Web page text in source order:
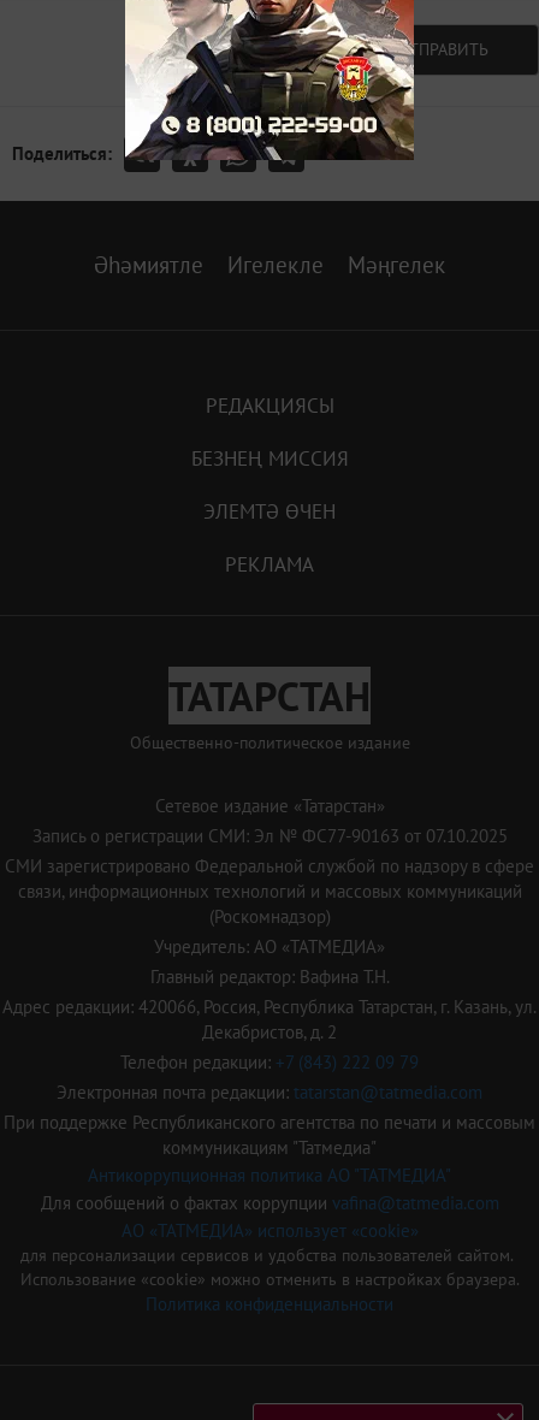
Авторизоваться ОТПРАВИТЬ
Поделиться:
Әһәмиятле Игелекле Мәңгелек
РЕДАКЦИЯСЫ
БЕЗНЕҢ МИССИЯ
ЭЛЕМТӘ ӨЧЕН
РЕКЛАМА
ТАТАРСТАН
Общественно-политическое издание
Сетевое издание «Татарстан»
Запись о регистрации СМИ: Эл № ФС77-90163 от 07.10.2025
СМИ зарегистрировано Федеральной службой по надзору в сфере
связи, информационных технологий и массовых коммуникаций
(Роскомнадзор)
Учредитель: АО «ТАТМЕДИА»
Главный редактор: Вафина Т.Н.
Адрес редакции: 420066, Россия, Республика Татарстан, г. Казань, ул.
Декабристов, д. 2
Телефон редакции: +7 (843) 222 09 79
Электронная почта редакции: tatarstan@tatmedia.com
При поддержке Республиканского агентства по печати и массовым
коммуникациям "Татмедиа"
Антикоррупционная политика АО "ТАТМЕДИА"
Для сообщений о фактах коррупции vafina@tatmedia.com
АО «ТАТМЕДИА» использует «cookie»
для персонализации сервисов и удобства пользователей сайтом.
Использование «cookie» можно отменить в настройках браузера.
Политика конфиденциальности